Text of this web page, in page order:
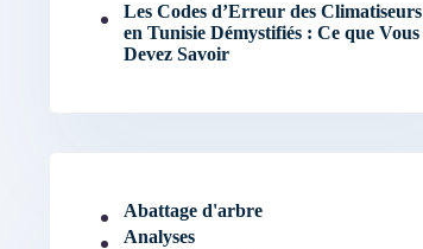
Les Codes d’Erreur des Climatiseurs
en Tunisie Démystifiés : Ce que Vous
Devez Savoir
Abattage d'arbre
Analyses